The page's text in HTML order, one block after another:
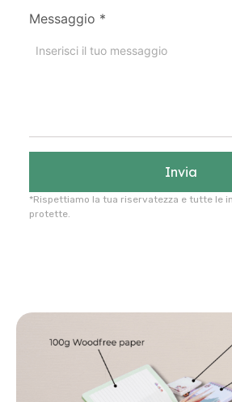
Messaggio *
Invia
*Rispettiamo la tua riservatezza e tutte le
protette.